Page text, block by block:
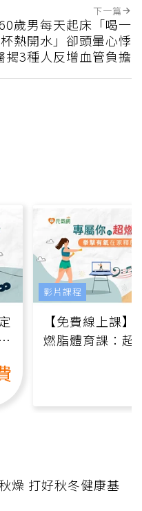
下一篇
歲男每天起床「喝一
杯熱開水」卻頭暈心悸
揭3種人反增血管負擔
【免費線上課
燃脂體育課：超
影片課程
燥 打好秋冬健康基